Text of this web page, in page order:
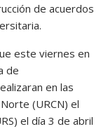
de acuerdos
este viernes en
de
en las
(URCN) el
el día 3 de abril